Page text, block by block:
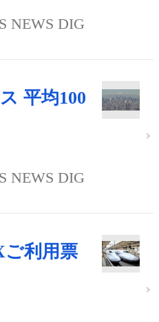
NEWS DIG
平均100
NEWS DIG
ご利用票